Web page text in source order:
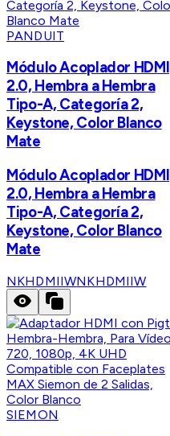
PANDUIT
Módulo Acoplador HDMI
2.0, Hembra a Hembra
Tipo-A, Categoría 2,
Keystone, Color Blanco
Mate
Módulo Acoplador HDMI
2.0, Hembra a Hembra
Tipo-A, Categoría 2,
Keystone, Color Blanco
Mate
NKHDMIIWNKHDMIIW
SIEMON